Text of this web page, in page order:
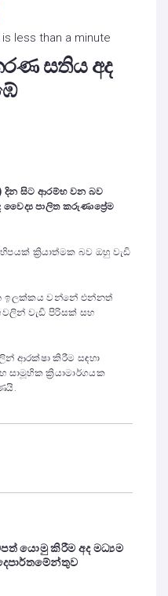
less than a minute
සතිය අද
දින සිට ආරම්භ වන බව
වෛද්‍ය පාලිත කරුණාප්‍රේම
ක්‍රියාත්මක බව ඔහු වැඩි
ඉලක්කය වන්නේ එන්නත්
වැඩි පිරිසක් සහ
ආරක්ෂා කිරීම සඳහා
සාමූහික ක්‍රියාමාර්ගයක
යොමු කිරීම අද මධ්‍යම